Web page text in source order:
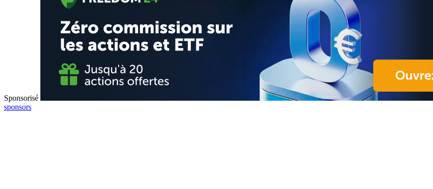
Sponsorisé
sponsors